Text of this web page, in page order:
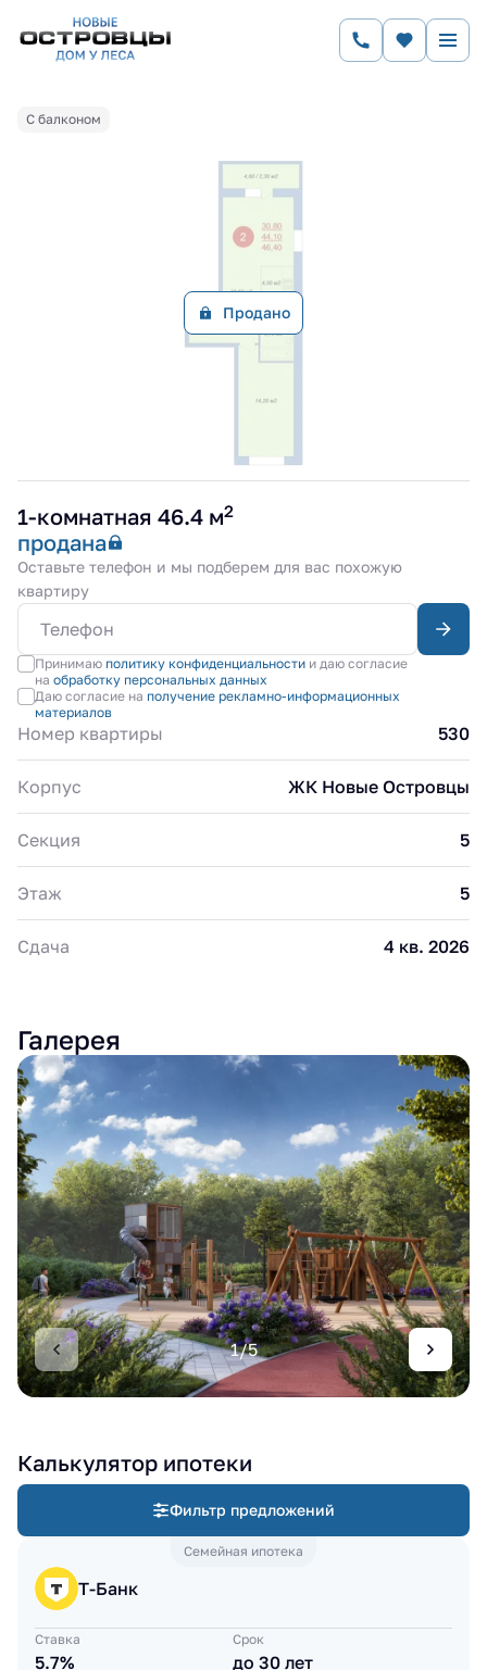
1-комнатная46.4 м Цена по запросу
Ипотекаот 27 797 руб.
С балконом
Продано
1-комнатная 46.4 м2
продана
Оставьте телефон и мы подберем для вас похожую
квартиру
Принимаю политику конфиденциальностии даю согласие
на обработку персональных данных
Даю согласие на получение рекламно-информационных
материалов
Номер квартиры 530
Корпус ЖК Новые Островцы
Секция 5
Этаж 5
Сдача 4 кв. 2026
Галерея
1/5
Калькулятор ипотеки
Фильтр предложений
Семейная ипотека
Т-Банк
Ставка
5.7%
Срок
до 30 лет